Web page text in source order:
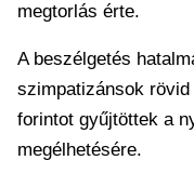
megtorlás érte.
A beszélgetés
szimpatizánsok
forintot gyűjtöttek a
megélhetésére.